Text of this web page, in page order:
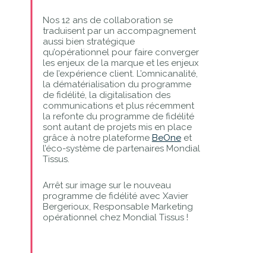
Nos 12 ans de collaboration se
traduisent par un accompagnement
aussi bien stratégique
qu’opérationnel pour faire converger
les enjeux de la marque et les enjeux
de l’expérience client. L’omnicanalité,
la dématérialisation du programme
de fidélité, la digitalisation des
communications et plus récemment
la refonte du programme de fidélité
sont autant de projets mis en place
grâce à notre plateforme BeOneet
l’éco-système de partenaires Mondial
Tissus.
Arrêt sur image sur le nouveau
programme de fidélité avec Xavier
Bergerioux, Responsable Marketing
opérationnel chez Mondial Tissus !